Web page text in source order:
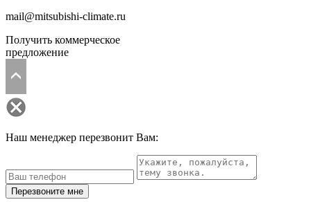
mail@mitsubishi-climate.ru
Получить коммерческое
предложение
Наш менеджер перезвонит Вам:
Перезвоните мне